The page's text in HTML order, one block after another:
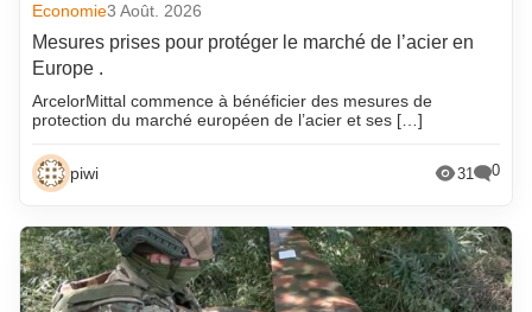
Economie3 Août. 2026
Mesures prises pour protéger le marché de l’acier en
Europe .
ArcelorMittal commence à bénéficier des mesures de
protection du marché européen de l’acier et ses […]
piwi 31 0